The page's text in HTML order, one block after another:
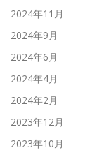
2024年11月
2024年9月
2024年6月
2024年4月
2024年2月
2023年12月
2023年10月